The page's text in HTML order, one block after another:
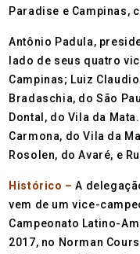
Paradise e Campinas,
Antônio Padula,
lado de seus quatro
Campinas; Luiz
Bradaschia, do São
Dontal, do Vila da
Carmona, do Vila da
Rosolen, do Avaré, e
Histórico – A
vem de um vice-
Campeonato Latino-
2017, no Norman